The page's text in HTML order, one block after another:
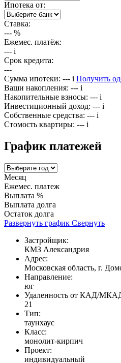
Ипотека от:
Ставка:
--- %
Ежемес. платёж:
--- i
Срок кредита:
---
Сумма ипотеки: --- i Получить
Ваши накопления: --- i
Накопительные взносы: --- i
Инвестиционный доход: --- i
Собственные средства: --- i
Стомость квартиры: --- i
График платежей
Месяц
Ежемес. платеж
Выплата %
Выплата долга
Остаток долга
Развернуть график Свернуть
Застройщик:
КМЗ Александрия
Адрес:
Московская область, г.
Направление:
юг
Удаленность от КАД/
21
Тип:
таунхаус
Класс:
монолит-кирпич
Проект:
индивидуальный